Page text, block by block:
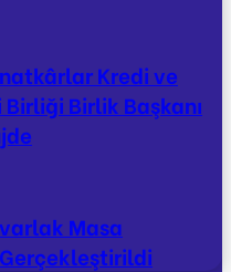
Kredi ve
Birlik Başkanı
Masa
Gerçekleştirildi